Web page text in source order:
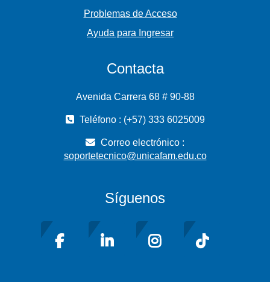
Problemas de Acceso
Ayuda para Ingresar
Contacta
Avenida Carrera 68 # 90-88
Teléfono : (+57) 333 6025009
Correo electrónico :
soportetecnico@unicafam.edu.co
Síguenos